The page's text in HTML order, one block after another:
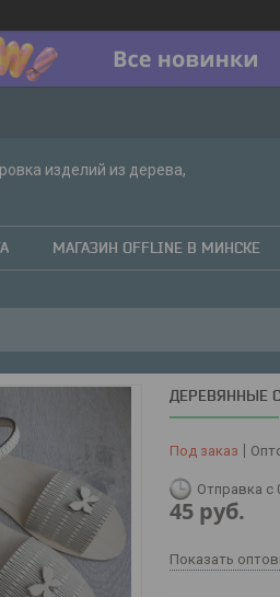
изделий из дерева,
МАГАЗИН OFFLINE В МИНСКЕ
ДЕРЕВЯННЫЕ
Под заказ
Отправка с
45 руб.
Показать